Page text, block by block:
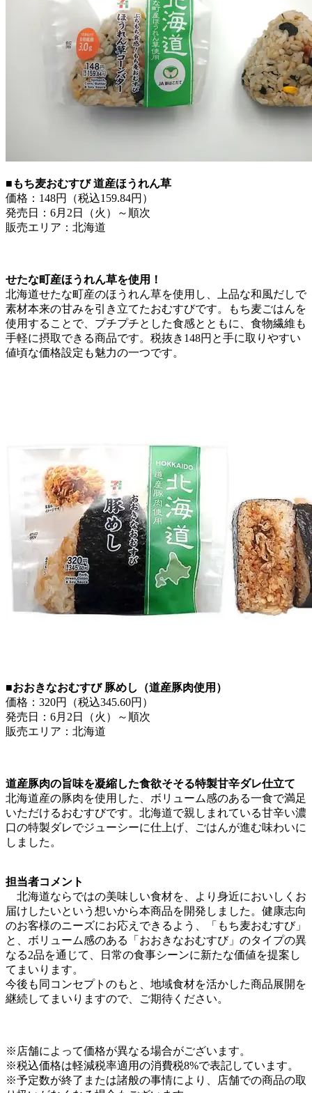
■もち麦おむすび 道産ほうれん草
価格：148円（税込159.84円）
発売日：6月2日（火）～順次
販売エリア：北海道
せたな町産ほうれん草を使用！
北海道せたな町産のほうれん草を使用し、上品な和風だしで
素材本来の甘みを引き立てたおむすびです。もち麦ごはんを
使用することで、プチプチとした食感とともに、食物繊維も
手軽に摂取できる商品です。税抜き148円と手に取りやすい
値頃な価格設定も魅力の一つです。
■おおきなおむすび 豚めし（道産豚肉使用）
価格：320円（税込345.60円）
発売日：6月2日（火）～順次
販売エリア：北海道
道産豚肉の旨味を凝縮した食欲そそる特製甘辛ダレ仕立て
北海道産の豚肉を使用した、ボリューム感のある一食で満足
いただけるおむすびです。北海道で親しまれている甘辛い濃
口の特製ダレでジューシーに仕上げ、ごはんが進む味わいに
しました。
担当者コメント
北海道ならではの美味しい食材を、より身近においしくお
届けしたいという想いから本商品を開発しました。健康志向
のお客様のニーズにお応えできるよう、「もち麦おむすび」
と、ボリューム感のある「おおきなおむすび」のタイプの異
なる2品を通じて、日常の食事シーンに新たな価値を提案し
てまいります。
今後も同コンセプトのもと、地域食材を活かした商品展開を
継続してまいりますので、ご期待ください。
※店舗によって価格が異なる場合がございます。
※税込価格は軽減税率適用の消費税8%で表記しています。
※予定数が終了または諸般の事情により、店舗での商品の取